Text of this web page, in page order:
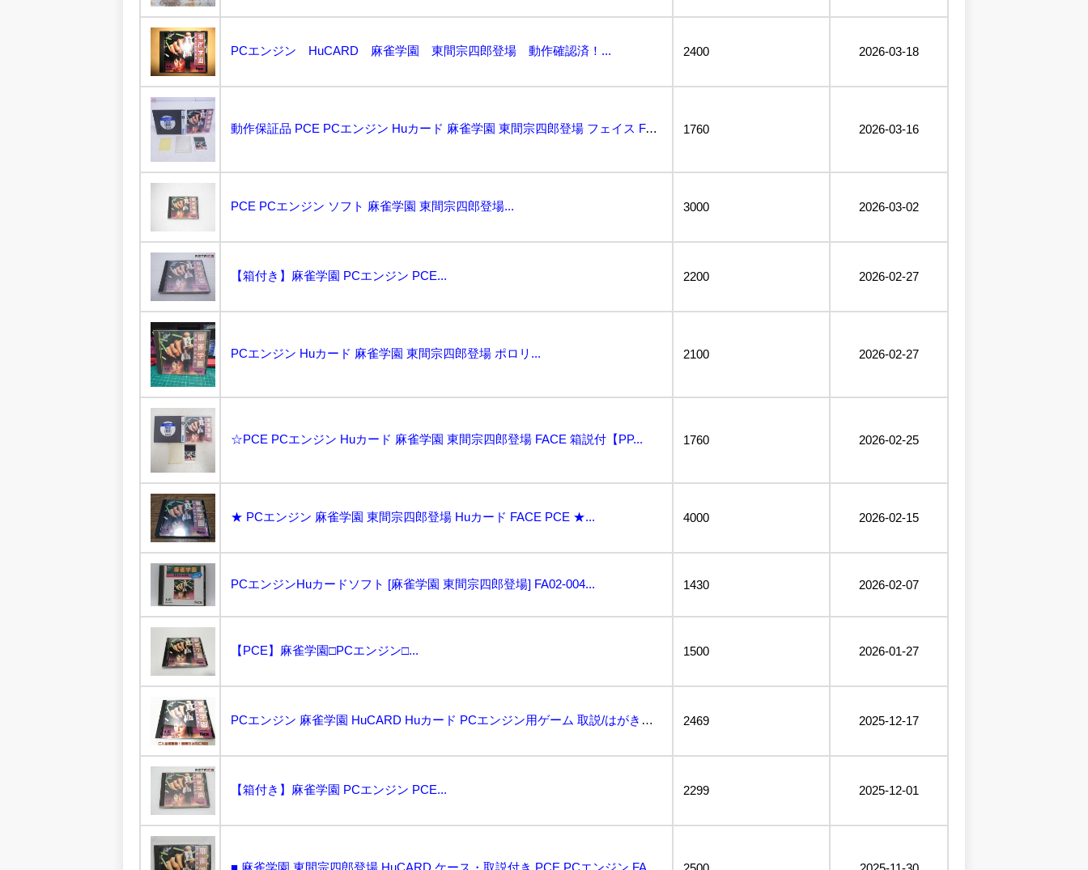
PCエンジン HuCARD 麻雀学園 東間宗四郎登場 動作確認済！... 2400 2026-03-18
動作保証品 PCE PCエンジン Huカード 麻雀学園 東間宗四郎登場 フェイス FACE 箱説付【... 1760 2026-03-16
PCE PCエンジン ソフト 麻雀学園 東間宗四郎登場... 3000 2026-03-02
【箱付き】麻雀学園 PCエンジン PCE... 2200 2026-02-27
PCエンジン Huカード 麻雀学園 東間宗四郎登場 ポロリ... 2100 2026-02-27
☆PCE PCエンジン Huカード 麻雀学園 東間宗四郎登場 FACE 箱説付【PP... 1760 2026-02-25
★ PCエンジン 麻雀学園 東間宗四郎登場 Huカード FACE PCE ★... 4000 2026-02-15
PCエンジンHuカードソフト [麻雀学園 東間宗四郎登場] FA02-004... 1430 2026-02-07
【PCE】麻雀学園□PCエンジン□... 1500 2026-01-27
PCエンジン 麻雀学園 HuCARD Huカード PCエンジン用ゲーム 取説/はがき付き 1A030... 2469 2025-12-17
【箱付き】麻雀学園 PCエンジン PCE... 2299 2025-12-01